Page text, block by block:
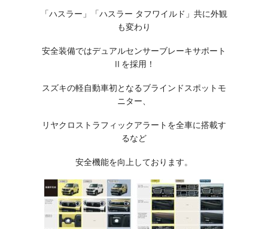
「ハスラー」「ハスラー タフワイルド」共に外観
も変わり
安全装備ではデュアルセンサーブレーキサポート
Ⅱを採用！
スズキの軽自動車初となるブラインドスポットモ
ニター、
リヤクロストラフィックアラートを全車に搭載す
るなど
安全機能を向上しております。